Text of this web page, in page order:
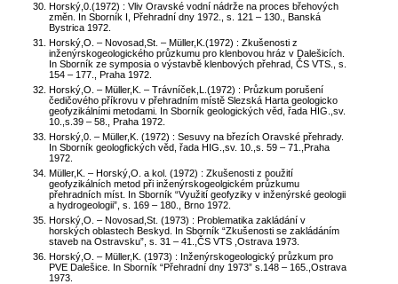
Horský,0.(1972) : Vliv Oravské vodní nádrže na proces břehových
změn. In Sborník I, Přehradní dny 1972., s. 121 – 130., Banská
Bystrica 1972.
Horský,O. – Novosad,St. – Müller,K.(1972) : Zkušenosti z
inženýrskogeologického průzkumu pro klenbovou hráz v Dalešicích.
In Sborník ze symposia o výstavbě klenbových přehrad, ČS VTS., s.
154 – 177., Praha 1972.
Horský,O. – Müller,K. – Trávníček,L.(1972) : Průzkum porušení
čedičového příkrovu v přehradním místě Slezská Harta geologicko
geofyzikálními metodami. In Sborník geologických věd, řada HIG.,sv.
10.,s.39 – 58., Praha 1972.
Horský,0. – Müller,K. (1972) : Sesuvy na březích Oravské přehrady.
In Sborník geologfických věd, řada HIG.,sv. 10.,s. 59 – 71.,Praha
1972.
Müller,K. – Horský,O. a kol. (1972) : Zkušenosti z použití
geofyzikálních metod při inženýrskogeolgickém průzkumu
přehradních míst. In Sborník “Využití geofyziky v inženýrské geologii
a hydrogeologii”, s. 169 – 180., Brno 1972.
Horský,O. – Novosad,St. (1973) : Problematika zakládání v
horských oblastech Beskyd. In Sborník “Zkušenosti se zakládáním
staveb na Ostravsku”, s. 31 – 41.,ČS VTS ,Ostrava 1973.
Horský,O. – Müller,K. (1973) : Inženýrskogeologický průzkum pro
PVE Dalešice. In Sborník “Přehradní dny 1973” s.148 – 165.,Ostrava
1973.